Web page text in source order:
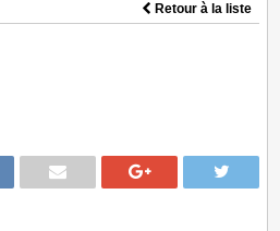
Retour à la liste